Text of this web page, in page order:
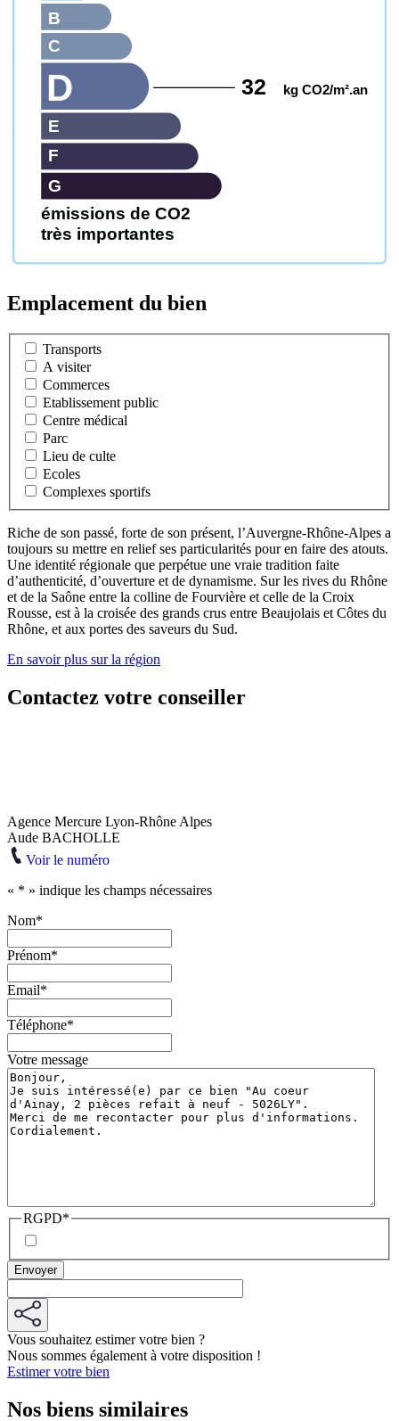
émissions de CO2
très importantes
G
F
E
D 32 kg CO2/m².an
C
B
Emplacement du bien
Transports
A visiter
Commerces
Etablissement public
Centre médical
Parc
Lieu de culte
Ecoles
Complexes sportifs
Riche de son passé, forte de son présent, l’Auvergne-Rhône-Alpes a
toujours su mettre en relief ses particularités pour en faire des atouts.
Une identité régionale que perpétue une vraie tradition faite
d’authenticité, d’ouverture et de dynamisme. Sur les rives du Rhône
et de la Saône entre la colline de Fourvière et celle de la Croix
Rousse, est à la croisée des grands crus entre Beaujolais et Côtes du
Rhône, et aux portes des saveurs du Sud.
En savoir plus sur la région
Contactez votre conseiller
Agence Mercure Lyon-Rhône Alpes
Aude BACHOLLE
Voir le numéro
« * » indique les champs nécessaires
Nom*
Prénom*
Email*
Téléphone*
Votre message
RGPD*
Vous souhaitez estimer votre bien ?
Nous sommes également à votre disposition !
Estimer votre bien
Nos biens similaires